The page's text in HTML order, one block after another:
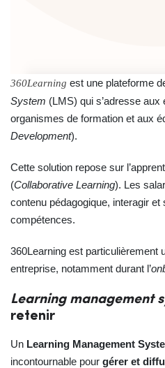
360Learning est une plateforme
System (LMS) qui s’adresse
organismes de formation et aux
Development).
Cette solution repose sur
(Collaborative Learning). Les
contenu pédagogique, interagir et
compétences.
360Learning est particulièrement
entreprise, notamment durant l’
Learning management
retenir
Un Learning Management
incontournable pour gérer et